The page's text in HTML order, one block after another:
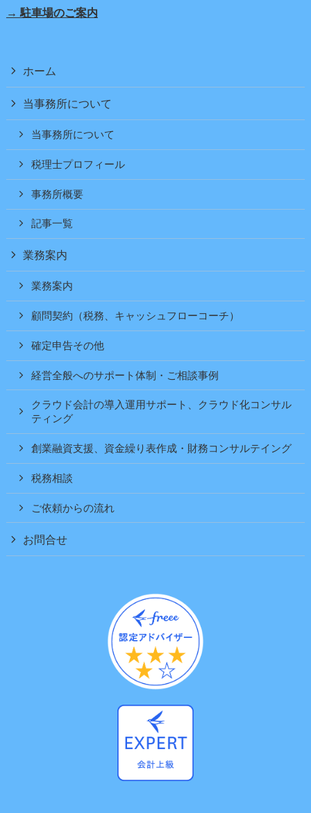
→ 駐車場のご案内
ホーム
当事務所について
当事務所について
税理士プロフィール
事務所概要
記事一覧
業務案内
業務案内
顧問契約（税務、キャッシュフローコーチ）
確定申告その他
経営全般へのサポート体制・ご相談事例
クラウド会計の導入運用サポート、クラウド化コンサル
ティング
創業融資支援、資金繰り表作成・財務コンサルテイング
税務相談
ご依頼からの流れ
お問合せ